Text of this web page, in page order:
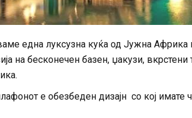
една луксузна куќа од Јужна
на бесконечен базен, џакузи,
е обезбеден дизајн со кој имате